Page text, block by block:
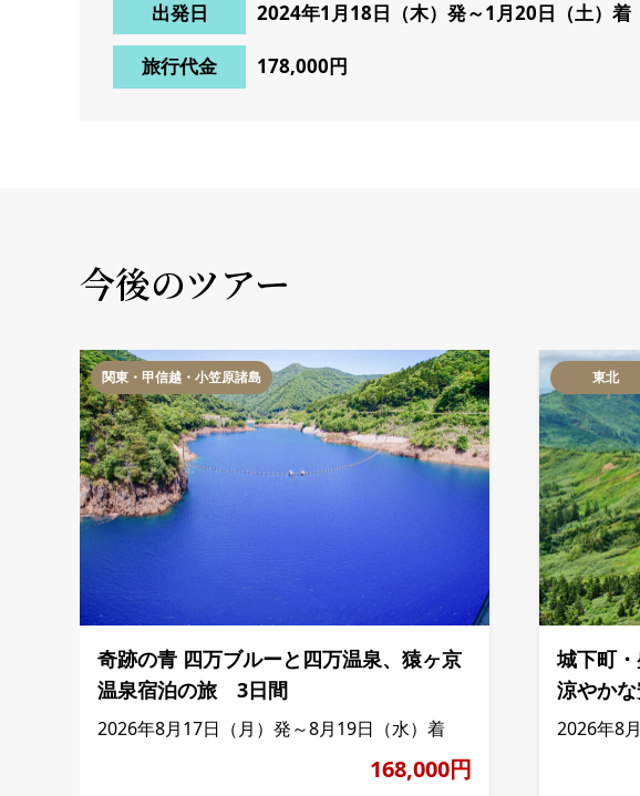
出発日 2024年1月18日（木）発～1月20日（土）着
旅行代金 178,000円
今後のツアー
関東・甲信越・小笠原諸島
奇跡の青 四万ブルーと四万温泉、猿ヶ京
温泉宿泊の旅 3日間
2026年8月17日（月）発～8月19日（水）着
168,000円
東北
城下町・
涼やか
2026年8